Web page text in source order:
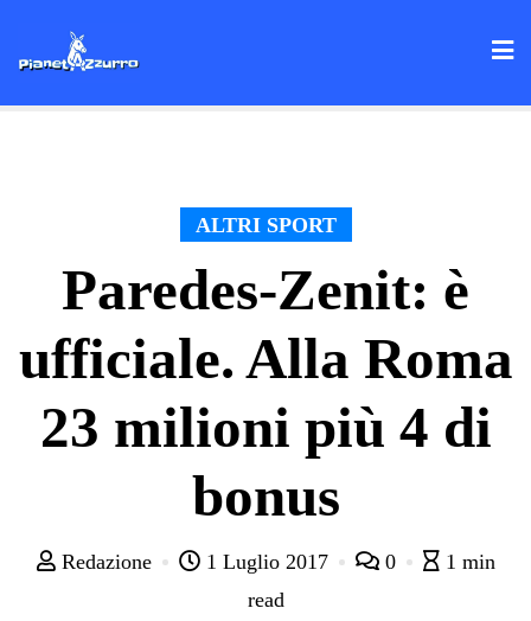
ALTRI SPORT
Paredes-Zenit: è
ufficiale. Alla Roma
23 milioni più 4 di
bonus
Redazione 1 Luglio 2017 0
1 min
read